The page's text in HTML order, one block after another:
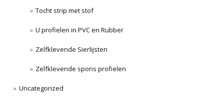
Tocht strip met stof
U profielen in PVC en Rubber
Zelfklevende Sierlijsten
Zelfklevende spons profielen
Uncategorized